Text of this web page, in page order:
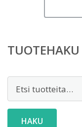
TUOTEHAKU
HAKU